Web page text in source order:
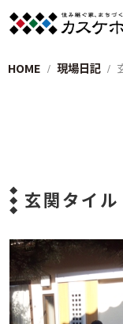
HOME 現場日記
玄関タイ